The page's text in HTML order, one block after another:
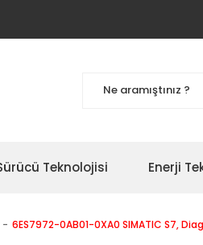
Teknolojisi Enerji
6ES7972-0AB01-0XA0 SIMATIC S7,